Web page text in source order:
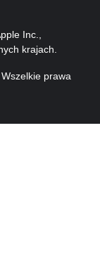
Inc.,
krajach.
Wszelkie prawa